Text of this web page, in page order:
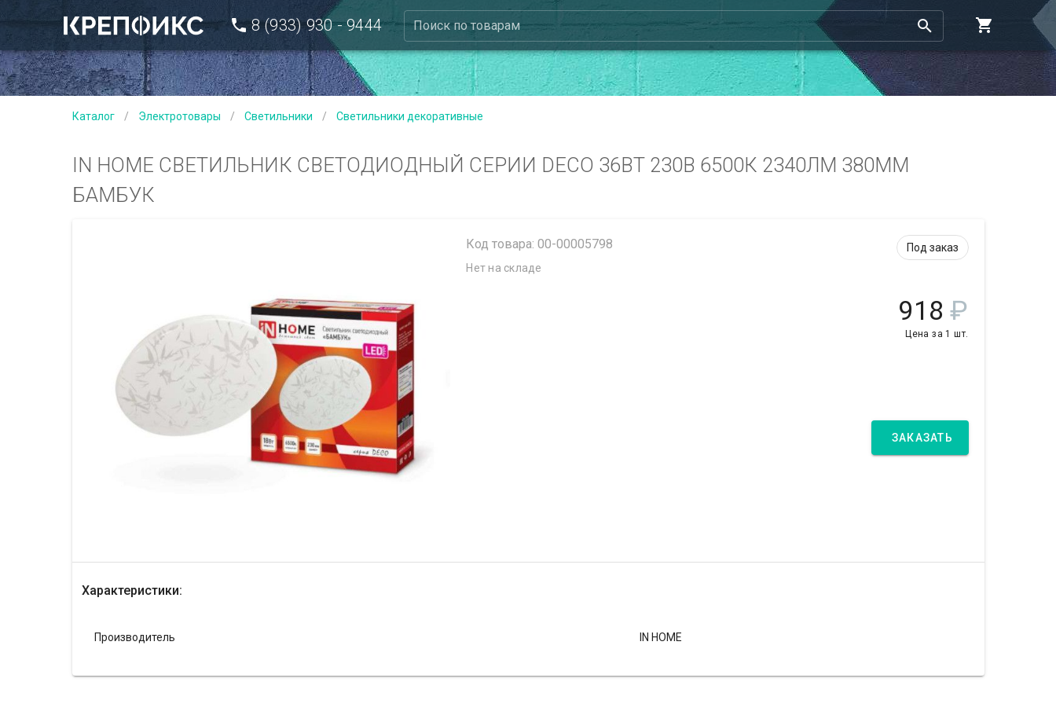
8 (933) 930 - 9444 Поиск по товарам
Каталог / Электротовары / Светильники / Светильники декоративные
IN HOME СВЕТИЛЬНИК СВЕТОДИОДНЫЙ СЕРИИ DECO 36ВТ 230В 6500К 2340ЛМ 380ММ
БАМБУК
Код товара: 00-00005798
Нет на складе
Под заказ
918 ₽
Цена за 1 шт.
ЗАКАЗАТЬ
Характеристики:
Производитель IN HOME